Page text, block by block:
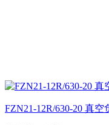
FZN21-12R/630-20 真